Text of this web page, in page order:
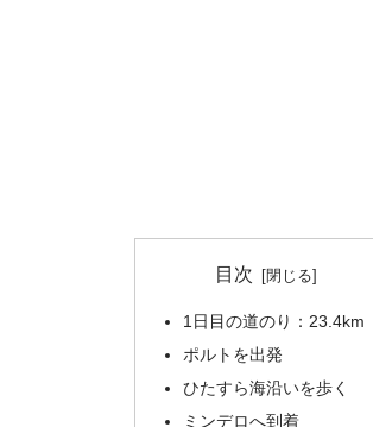
目次
1日目の道のり：23.4km
ポルトを出発
ひたすら海沿いを歩く
ミンデロへ到着